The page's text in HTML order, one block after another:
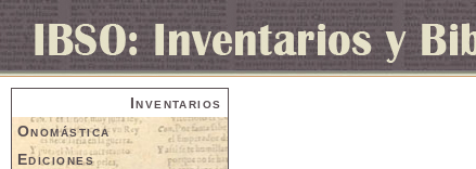
Inventarios
Onomástica
Ediciones